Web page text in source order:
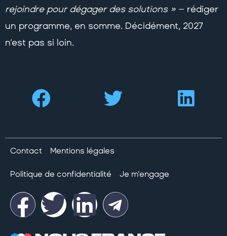
rejoindre pour dégager des solutions » – rédiger
un programme, en somme. Décidément, 2027
n’est pas si loin.
Contact Mentions légales
Politique de confidentialité Je m’engage